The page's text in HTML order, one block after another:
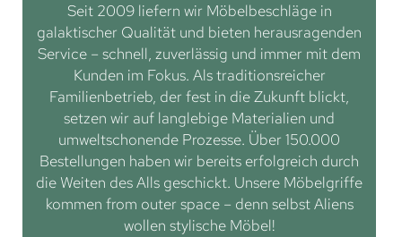
Seit 2009 liefern wir Möbelbeschläge in
galaktischer Qualität und bieten herausragenden
Service – schnell, zuverlässig und immer mit dem
Kunden im Fokus. Als traditionsreicher
Familienbetrieb, der fest in die Zukunft blickt,
setzen wir auf langlebige Materialien und
umweltschonende Prozesse. Über 150.000
Bestellungen haben wir bereits erfolgreich durch
die Weiten des Alls geschickt. Unsere Möbelgriffe
kommen from outer space – denn selbst Aliens
wollen stylische Möbel!